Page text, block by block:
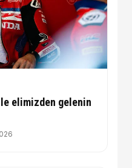
elimizden gelenin